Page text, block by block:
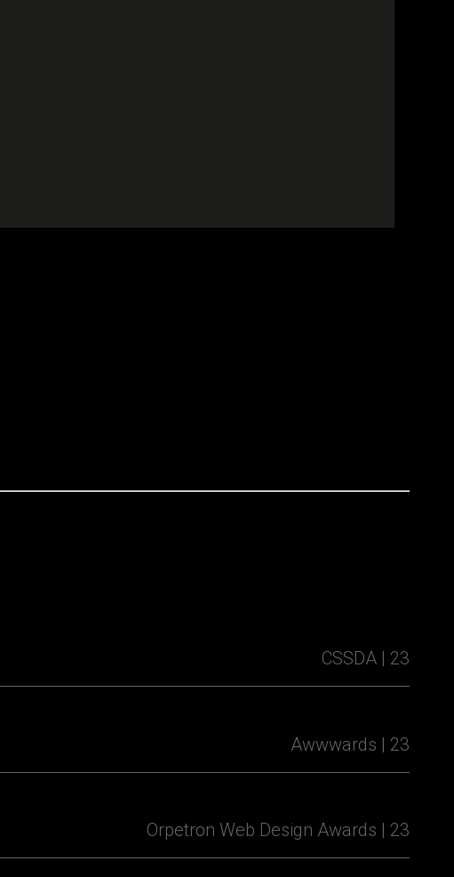
CSSDA | 23
Awwwards | 23
Orpetron Web Design Awards | 23